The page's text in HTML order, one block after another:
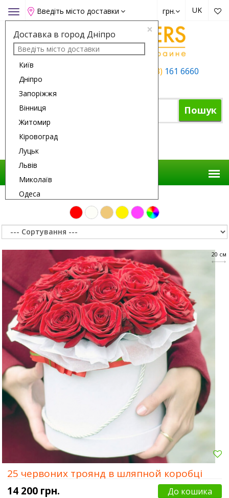
Toggle
navigation
Введіть місто доставки
×
Доставка в город Дніпро
Київ
Дніпро
Запоріжжя
Вінниця
Житомир
Кіровоград
Луцьк
Львів
Миколаїв
Одеса
Рівне
Суми
Харків
UK
грн.
+38 (063) 161 6660
Пошук
Доставка Квітів
20 см
25 червоних троянд в шляпной коробці
14 200 грн.
До кошика